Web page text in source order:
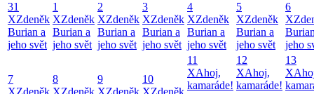
31
XZdeněk
Burian a
jeho svět
1
XZdeněk
Burian a
jeho svět
2
XZdeněk
Burian a
jeho svět
3
XZdeněk
Burian a
jeho svět
4
XZdeněk
Burian a
jeho svět
5
XZdeněk
Burian a
jeho svět
6
X
jeho
7
8
9
10
11
XAhoj,
kamaráde!
12
XAhoj,
kamaráde!
13
X